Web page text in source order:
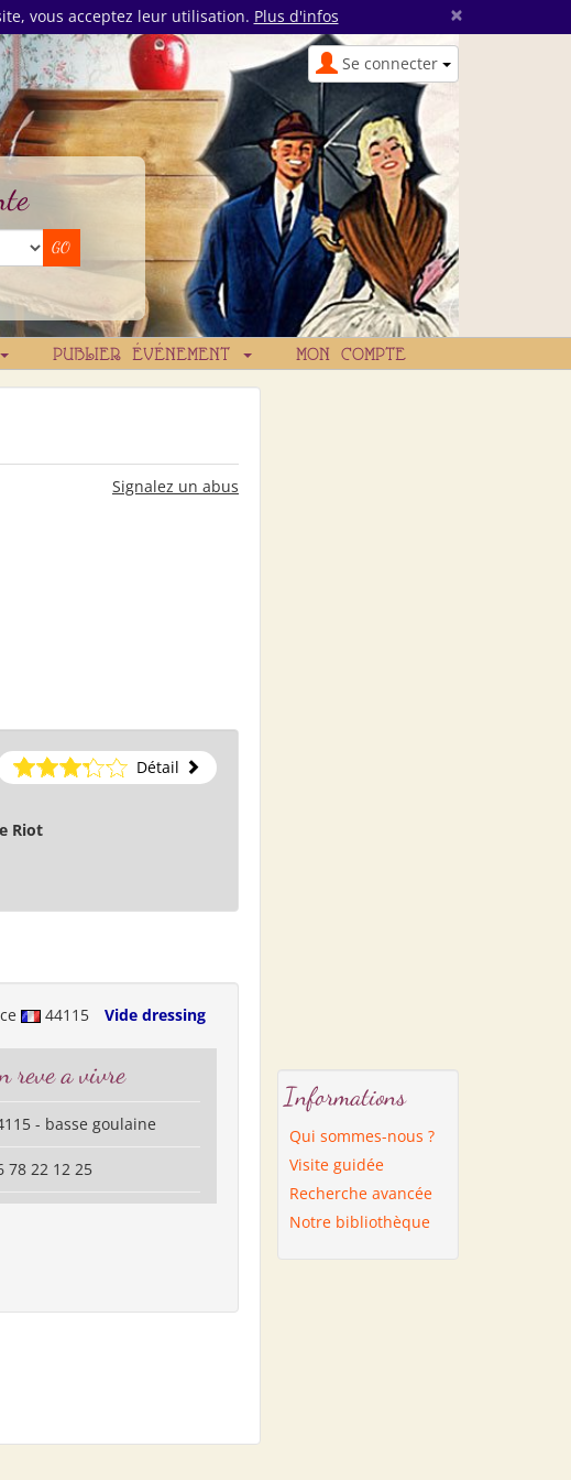
vous acceptez leur utilisation. Plus d'infos ×
Se connecter
PUBLIER ÉVÉNEMENT MON COMPTE
Signalez un abus
Détail
Riot
44115 Vide dressing
reve a vivre
- basse goulaine
78 22 12 25
Informations
Qui sommes-nous ?
Visite guidée
Recherche avancée
Notre bibliothèque